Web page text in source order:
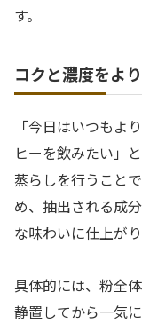
す。
コクと濃度をよ
「今日はいつもよ
ヒーを飲みたい」
蒸らしを行うこと
め、抽出される成
な味わいに仕上がり
具体的には、粉全
静置してから一気